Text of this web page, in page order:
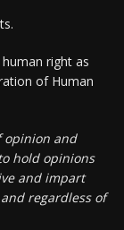
right as
of Human
opinion and
hold opinions
and impart
regardless of